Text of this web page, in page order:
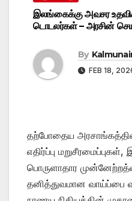
இலங்கைக்கு அவசர
டொடலர்கள் – அரசின்
By
FEB 18,
தற்போதைய
எதிர்ப்பு
பொருளாதார
தனித்துவமான வாய்ப்பை